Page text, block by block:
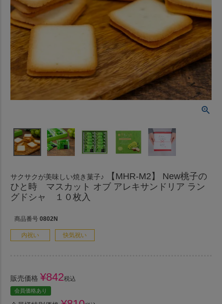
サクサクが美味しい焼き菓子♪
【MHR-M2】 New桃子の
ひと時 マスカット オブ アレキサンドリア ラン
グドシャ １０枚入
商品番号 0802N
内祝い 快気祝い
販売価格 ¥842税込
会員価格あり